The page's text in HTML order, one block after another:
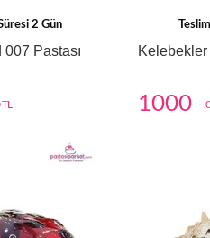
2 Gün
Pastası
1000